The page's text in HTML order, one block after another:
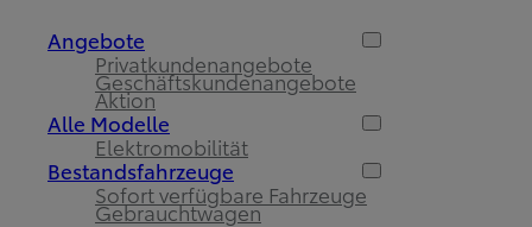
Angebote
Privatkundenangebote
Geschäftskundenangebote
Aktion
Alle Modelle
Elektromobilität
Bestandsfahrzeuge
Sofort verfügbare Fahrzeuge
Gebrauchtwagen